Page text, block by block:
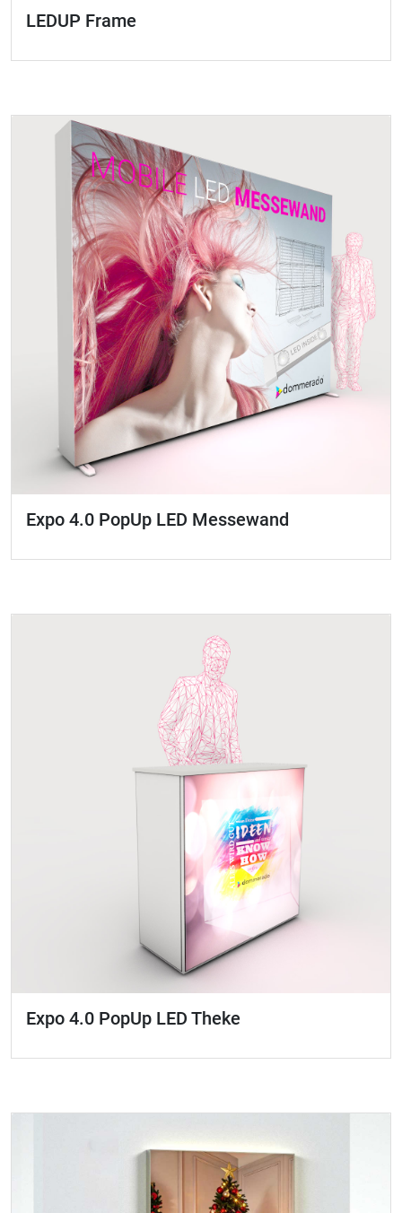
LEDUP Frame
Expo 4.0 PopUp LED Messewand
Expo 4.0 PopUp LED Theke